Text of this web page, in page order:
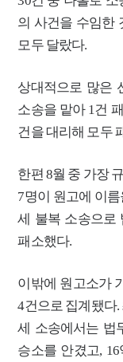
의 사건을 수임한
모두 달랐다.
상대적으로 많은
소송을 맡아 1건
건을 대리해 모두
한편 8월 중 가장
7명이 원고에 이
세 불복 소송으로
패소했다.
이밖에 원고소가
4건으로 집계됐다.
세 소송에서는 법
승소를 안겼고,